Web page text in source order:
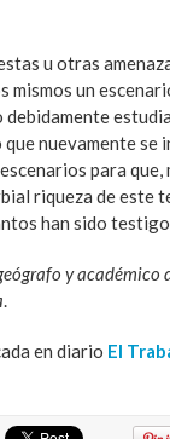
u otras
un
nuevamente
para
riqueza de este
han sido
y académico
en diario El